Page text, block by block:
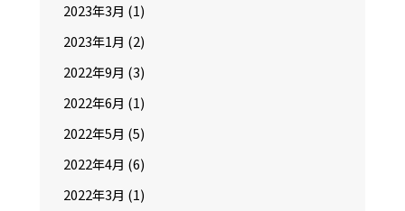
2023年3月 (1)
2023年1月 (2)
2022年9月 (3)
2022年6月 (1)
2022年5月 (5)
2022年4月 (6)
2022年3月 (1)